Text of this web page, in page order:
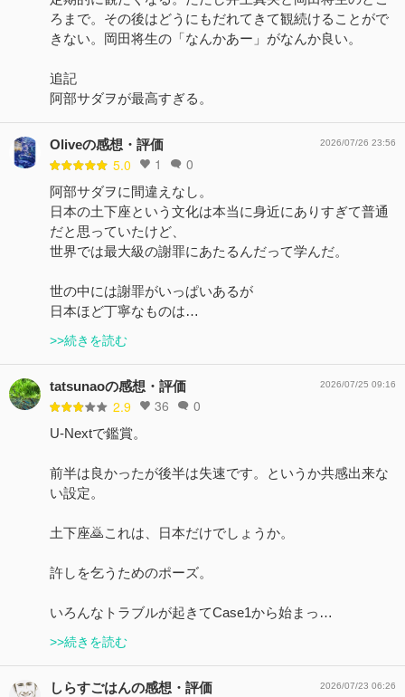
ろまで。その後はどうにもだれてきて観続けることがで
きない。岡田将生の「なんかあー」がなんか良い。
追記
阿部サダヲが最高すぎる。
Oliveの感想・評価
5.0 1 0
2026/07/26 23:56
阿部サダヲに間違えなし。
日本の土下座という文化は本当に身近にありすぎて普通
だと思っていたけど、
世界では最大級の謝罪にあたるんだって学んだ。
世の中には謝罪がいっぱいあるが
日本ほど丁寧なものは…
>>続きを読む
tatsunaoの感想・評価
2.9 36 0
2026/07/25 09:16
U-Nextで鑑賞。
前半は良かったが後半は失速です。というか共感出来な
い設定。
土下座🙇これは、日本だけでしょうか。
許しを乞うためのポーズ。
いろんなトラブルが起きてCase1から始まっ…
>>続きを読む
しらすごはんの感想・評価 2026/07/23 06:26